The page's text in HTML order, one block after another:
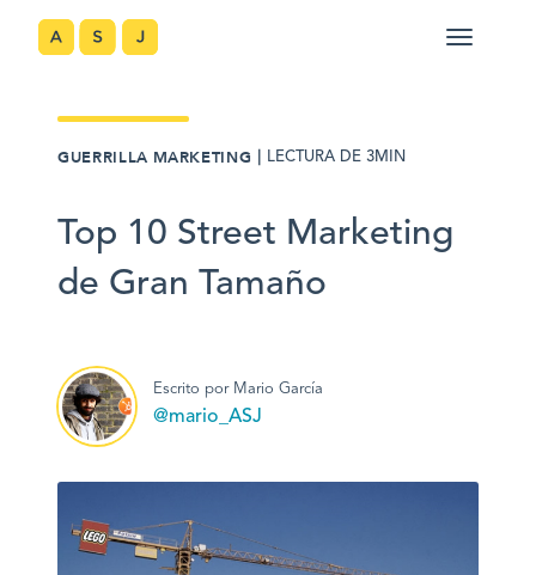
GUERRILLA MARKETING LECTURA DE 3MIN
Top 10 Street Marketing
de Gran Tamaño
Escrito por Mario García
@mario_ASJ